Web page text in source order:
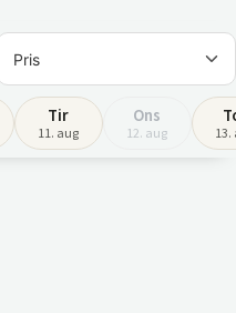
Tir
11. aug
Ons
12. aug 13.